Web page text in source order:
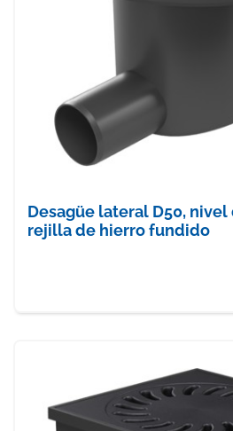
Desagüe lateral D50, nivel
rejilla de hierro fundido